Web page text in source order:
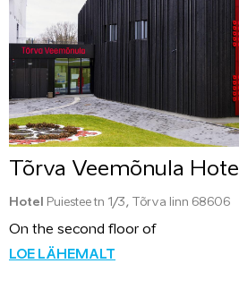
Tõrva Veemõnula Hotel
Hotel Puiestee tn 1/3, Tõrva linn 68606
On the second floor of
LOE LÄHEMALT